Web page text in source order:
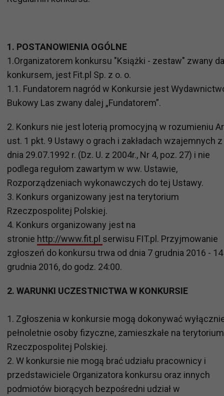
1. POSTANOWIENIA OGÓLNE
1.Organizatorem konkursu "Książki - zestaw" zwany
konkursem, jest Fit.pl Sp. z o. o.
1.1. Fundatorem nagród w Konkursie jest
Bukowy Las zwany dalej „Fundatorem”.
2. Konkurs nie jest loterią promocyjną w rozumieniu
ust. 1 pkt. 9 Ustawy o grach i zakładach wzajemnych z
dnia 29.07.1992 r. (Dz. U. z 2004r., Nr 4, poz. 27) i nie
podlega regułom zawartym w ww. Ustawie,
Rozporządzeniach wykonawczych do tej Ustawy.
3. Konkurs organizowany jest na terytorium
Rzeczpospolitej Polskiej.
4. Konkurs organizowany jest na
stronie http://www.fit.pl serwisu FIT.pl. Przyjmowanie
zgłoszeń do konkursu trwa od dnia 7 grudnia 2016 - 14
grudnia 2016, do godz. 24:00.
2. WARUNKI UCZESTNICTWA W KONKURSIE
1. Zgłoszenia w konkursie mogą dokonywać
pełnoletnie osoby fizyczne, zamieszkałe na terytorium
Rzeczpospolitej Polskiej.
2. W konkursie nie mogą brać udziału pracownicy i
przedstawiciele Organizatora konkursu oraz innych
podmiotów biorących bezpośredni udział w